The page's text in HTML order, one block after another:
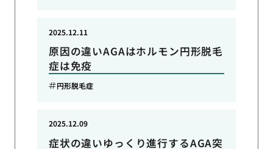
原因の違いAGAはホルモン円形脱毛
症は免疫
2025.12.11
円形脱毛症
症状の違いゆっくり進行するAGA突
2025.12.09